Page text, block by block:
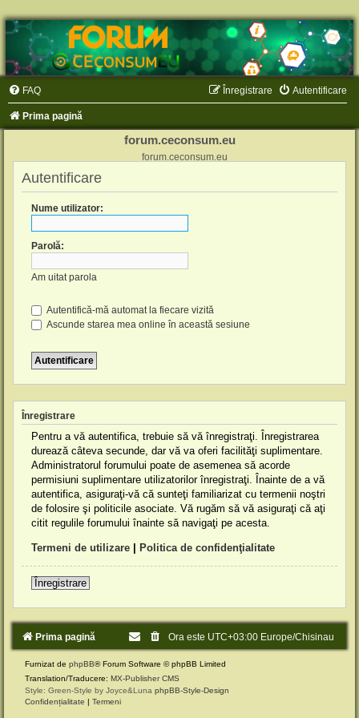
FAQ Autentificare
Înregistrare
Prima pagină
forum.ceconsum.eu
forum.ceconsum.eu
Autentificare
Nume utilizator:
Parolă:
Am uitat parola
Autentifică-mă automat la fiecare vizită
Ascunde starea mea online în această sesiune
Înregistrare
Pentru a vă autentifica, trebuie să vă înregistraţi. Înregistrarea
durează câteva secunde, dar vă va oferi facilităţi suplimentare.
Administratorul forumului poate de asemenea să acorde
permisiuni suplimentare utilizatorilor înregistraţi. Înainte de a vă
autentifica, asiguraţi-vă că sunteţi familiarizat cu termenii noştri
de folosire şi politicile asociate. Vă rugăm să vă asiguraţi că aţi
citit regulile forumului înainte să navigaţi pe acesta.
Termeni de utilizare Politica de confidenţialitate
Înregistrare
Prima pagină Ora este UTC+03:00 Europe/Chisinau
Furnizat de phpBB® Forum Software © phpBB Limited
Translation/Traducere: MX-Publisher CMS
Style: Green-Style by Joyce&Luna phpBB-Style-Design
Confidențialitate | Termeni